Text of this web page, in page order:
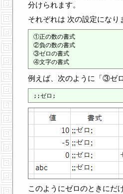
分けられます。
それぞれは 次の設定になり
①正の数の書式
②負の数の書式
③ゼロの書式
例えば、次のように「③ゼ
このようにゼロのときにだ